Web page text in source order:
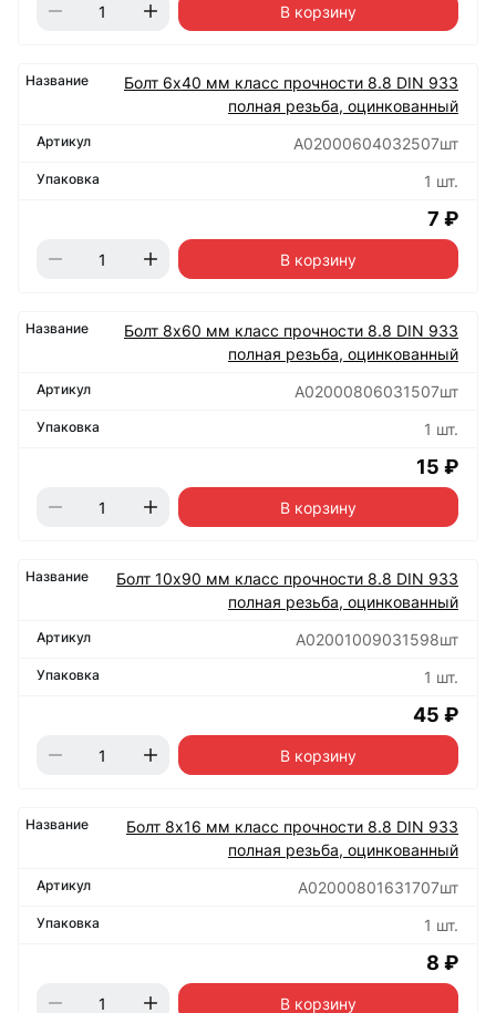
В корзину
Болт 6х40 мм класс прочности 8.8 DIN 933
полная резьба, оцинкованный
А02000604032507шт
1 шт.
7 ₽
В корзину
Болт 8х60 мм класс прочности 8.8 DIN 933
полная резьба, оцинкованный
А02000806031507шт
1 шт.
15 ₽
В корзину
Болт 10х90 мм класс прочности 8.8 DIN 933
полная резьба, оцинкованный
А02001009031598шт
1 шт.
45 ₽
В корзину
Болт 8х16 мм класс прочности 8.8 DIN 933
полная резьба, оцинкованный
А02000801631707шт
1 шт.
8 ₽
В корзину